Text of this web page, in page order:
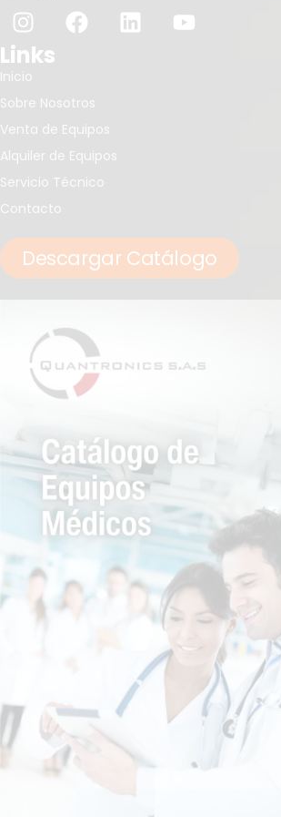
Links
Inicio
Sobre Nosotros
Venta de Equipos
Alquiler de Equipos
Servicio Técnico
Contacto
Descargar Catálogo